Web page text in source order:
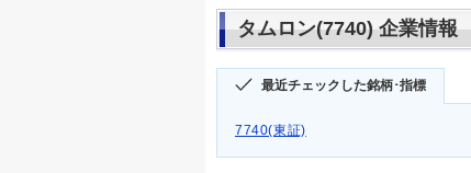
タムロン(7740) 企業情報
最近チェックした銘柄･指標
7740(東証)